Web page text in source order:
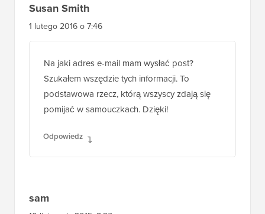
Susan Smith
1 lutego 2016 o 7:46
Na jaki adres e-mail mam wysłać post?
Szukałem wszędzie tych informacji. To
podstawowa rzecz, którą wszyscy zdają się
pomijać w samouczkach. Dzięki!
Odpowiedz
sam